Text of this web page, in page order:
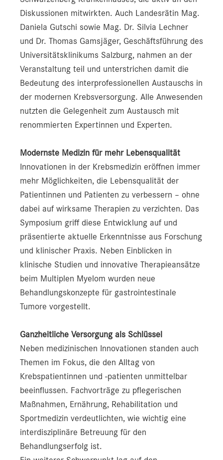
Diskussionen mitwirkten. Auch Landesrätin Mag.
Daniela Gutschi sowie Mag. Dr. Silvia Lechner
und Dr. Thomas Gamsjäger, Geschäftsführung des
Universitätsklinikums Salzburg, nahmen an der
Veranstaltung teil und unterstrichen damit die
Bedeutung des interprofessionellen Austauschs in
der modernen Krebsversorgung. Alle Anwesenden
nutzten die Gelegenheit zum Austausch mit
renommierten Expertinnen und Experten.
Modernste Medizin für mehr Lebensqualität
Innovationen in der Krebsmedizin eröffnen immer
mehr Möglichkeiten, die Lebensqualität der
Patientinnen und Patienten zu verbessern – ohne
dabei auf wirksame Therapien zu verzichten. Das
Symposium griff diese Entwicklung auf und
präsentierte aktuelle Erkenntnisse aus Forschung
und klinischer Praxis. Neben Einblicken in
klinische Studien und innovative Therapieansätze
beim Multiplen Myelom wurden neue
Behandlungskonzepte für gastrointestinale
Tumore vorgestellt.
Ganzheitliche Versorgung als Schlüssel
Neben medizinischen Innovationen standen auch
Themen im Fokus, die den Alltag von
Krebspatientinnen und -patienten unmittelbar
beeinflussen. Fachvorträge zu pflegerischen
Maßnahmen, Ernährung, Rehabilitation und
Sportmedizin verdeutlichten, wie wichtig eine
interdisziplinäre Betreuung für den
Behandlungserfolg ist.